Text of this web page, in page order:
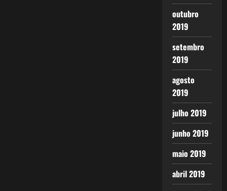
outubro
2019
setembro
2019
agosto
2019
julho 2019
junho 2019
maio 2019
abril 2019